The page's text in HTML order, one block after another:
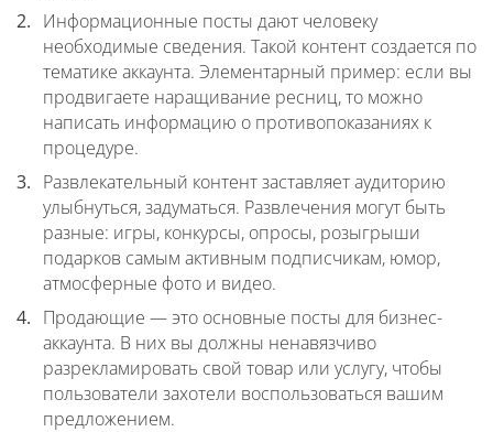
Информационные посты дают человеку
необходимые сведения. Такой контент создается по
тематике аккаунта. Элементарный пример: если вы
продвигаете наращивание ресниц, то можно
написать информацию о противопоказаниях к
процедуре.
Развлекательный контент заставляет аудиторию
улыбнуться, задуматься. Развлечения могут быть
разные: игры, конкурсы, опросы, розыгрыши
подарков самым активным подписчикам, юмор,
атмосферные фото и видео.
Продающие — это основные посты для бизнес-
аккаунта. В них вы должны ненавязчиво
разрекламировать свой товар или услугу, чтобы
пользователи захотели воспользоваться вашим
предложением.